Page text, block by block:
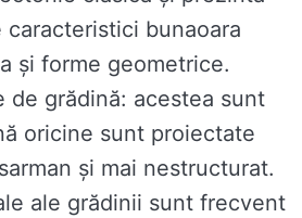
bunaoara
și forme geometrice.
de grădină: acestea sunt
oricine sunt proiectate
și mai nestructurat.
ale grădinii sunt frecvent